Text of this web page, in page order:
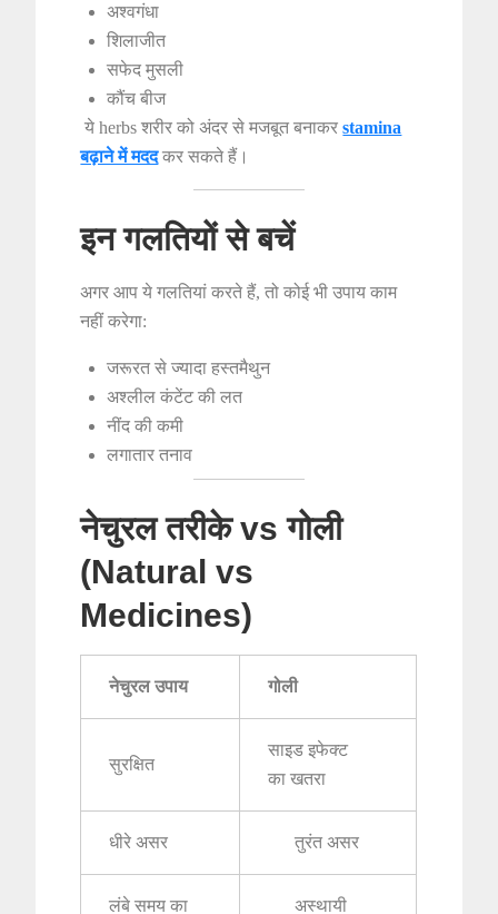
अश्वगंधा
शिलाजीत
सफेद मुसली
कौंच बीज
ये herbs शरीर को अंदर से मजबूत बनाकरstamina
बढ़ाने में मददकर सकते हैं।
इन गलतियों से बचें
अगर आप ये गलतियां करते हैं, तो कोई भी उपाय काम
नहीं करेगा:
जरूरत से ज्यादा हस्तमैथुन
अश्लील कंटेंट की लत
नींद की कमी
लगातार तनाव
नेचुरल तरीके vs गोली
(Natural vs
Medicines)
नेचुरल उपाय गोली
सुरक्षित
साइड इफेक्ट
का खतरा
धीरे असर तुरंत असर
लंबे समय का अस्थायी